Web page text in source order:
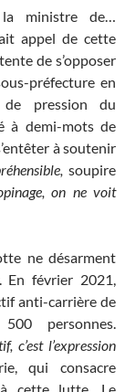
ministre de…
appel de cette
de s’opposer
préfecture en
pression du
à demi-mots de
à soutenir
soupire
on ne voit
ne désarment
En février 2021,
anti-carrière de
personnes.
c’est l’expression
qui consacre